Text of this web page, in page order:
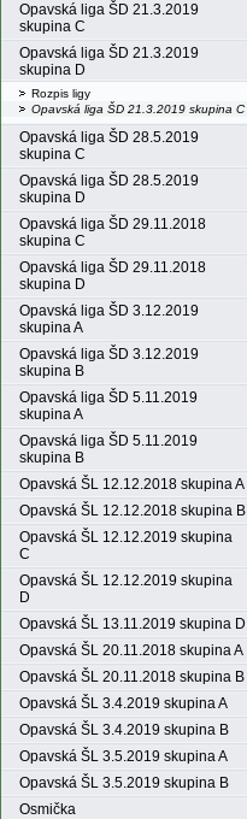
Opavská liga ŠD 21.3.2019
skupina C
Opavská liga ŠD 21.3.2019
skupina D
Rozpis ligy
Opavská liga ŠD 21.3.2019 skupina C
Opavská liga ŠD 28.5.2019
skupina C
Opavská liga ŠD 28.5.2019
skupina D
Opavská liga ŠD 29.11.2018
skupina C
Opavská liga ŠD 29.11.2018
skupina D
Opavská liga ŠD 3.12.2019
skupina A
Opavská liga ŠD 3.12.2019
skupina B
Opavská liga ŠD 5.11.2019
skupina A
Opavská liga ŠD 5.11.2019
skupina B
Opavská ŠL 12.12.2018 skupina A
Opavská ŠL 12.12.2018 skupina B
Opavská ŠL 12.12.2019 skupina
C
Opavská ŠL 12.12.2019 skupina
D
Opavská ŠL 13.11.2019 skupina D
Opavská ŠL 20.11.2018 skupina A
Opavská ŠL 20.11.2018 skupina B
Opavská ŠL 3.4.2019 skupina A
Opavská ŠL 3.4.2019 skupina B
Opavská ŠL 3.5.2019 skupina A
Opavská ŠL 3.5.2019 skupina B
Osmička